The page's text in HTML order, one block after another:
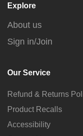
Explore
About us
Sign in/Join
Our Service
Refund & Returns
Product Recalls
Accessibility